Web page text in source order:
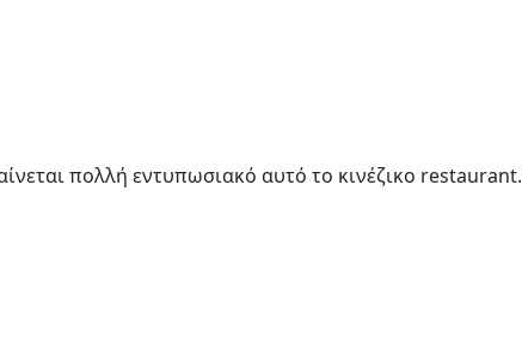
πολλή εντυπωσιακό αυτό το κινέζικο restaurant.